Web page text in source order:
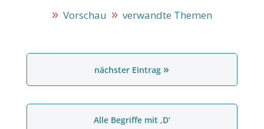
»Vorschau »verwandte Themen
nächster Eintrag »
Alle Begriffe mit ‚D‘